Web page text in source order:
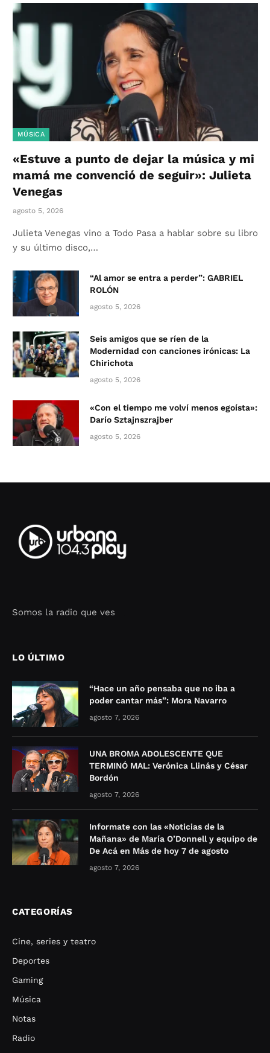
MÚSICA
«Estuve a punto de dejar la música y mi
mamá me convenció de seguir»: Julieta
Venegas
agosto 5, 2026
Julieta Venegas vino a Todo Pasa a hablar sobre su libro
y su último disco,…
“Al amor se entra a perder”: GABRIEL
ROLÓN
agosto 5, 2026
Seis amigos que se ríen de la
Modernidad con canciones irónicas: La
Chirichota
agosto 5, 2026
«Con el tiempo me volví menos egoísta»:
Darío Sztajnszrajber
agosto 5, 2026
Somos la radio que ves
LO ÚLTIMO
“Hace un año pensaba que no iba a
poder cantar más”: Mora Navarro
agosto 7, 2026
UNA BROMA ADOLESCENTE QUE
TERMINÓ MAL: Verónica Llinás y César
Bordón
agosto 7, 2026
Informate con las «Noticias de la
Mañana» de María O’Donnell y equipo de
De Acá en Más de hoy 7 de agosto
agosto 7, 2026
CATEGORÍAS
Cine, series y teatro
Deportes
Gaming
Música
Notas
Radio